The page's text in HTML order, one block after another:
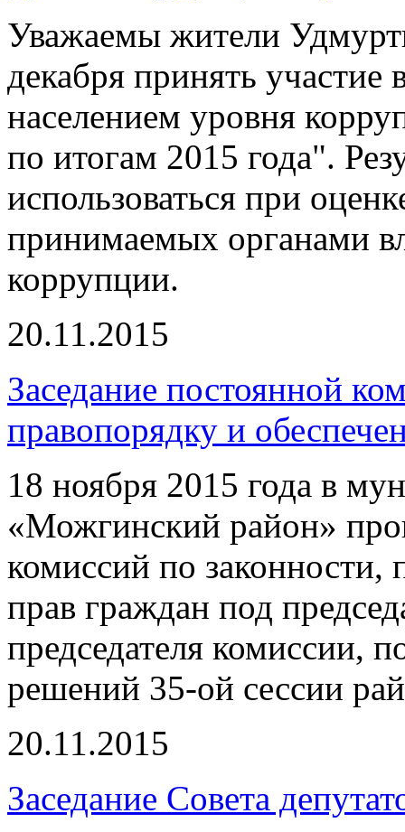
Уважаемы жители
декабря принять
населением уровня
по итогам 2015 года".
использоваться при
принимаемых органами
коррупции.
20.11.2015
Заседание постоянной
правопорядку и
18 ноября 2015 года в
«Можгинский район»
комиссий по законности,
прав граждан под
председателя комиссии,
решений 35-ой сессии
20.11.2015
Заседание Совета